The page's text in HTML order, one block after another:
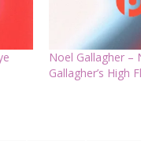
Noel Gallagher –
Gallagher’s High